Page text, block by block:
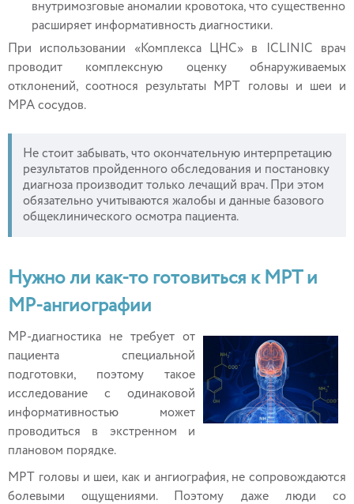
внутримозговые аномалии кровотока, что существенно
расширяет информативность диагностики.
При использовании «Комплекса ЦНС» в ICLINIC врач
проводит комплексную оценку обнаруживаемых
отклонений, соотнося результаты МРТ головы и шеи и
МРА сосудов.
Не стоит забывать, что окончательную интерпретацию
результатов пройденного обследования и постановку
диагноза производит только лечащий врач. При этом
обязательно учитываются жалобы и данные базового
общеклинического осмотра пациента.
Нужно ли как-то готовиться к МРТ и
МР-ангиографии
МР-диагностика не требует от
пациента специальной
подготовки, поэтому такое
исследование с одинаковой
информативностью может
проводиться в экстренном и
плановом порядке.
МРТ головы и шеи, как и ангиография, не сопровождаются
болевыми ощущениями. Поэтому даже люди со